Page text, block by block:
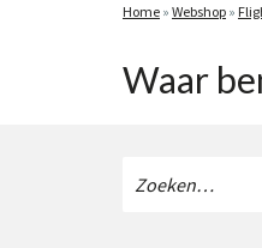
Home » Webshop »
Waar
naar: